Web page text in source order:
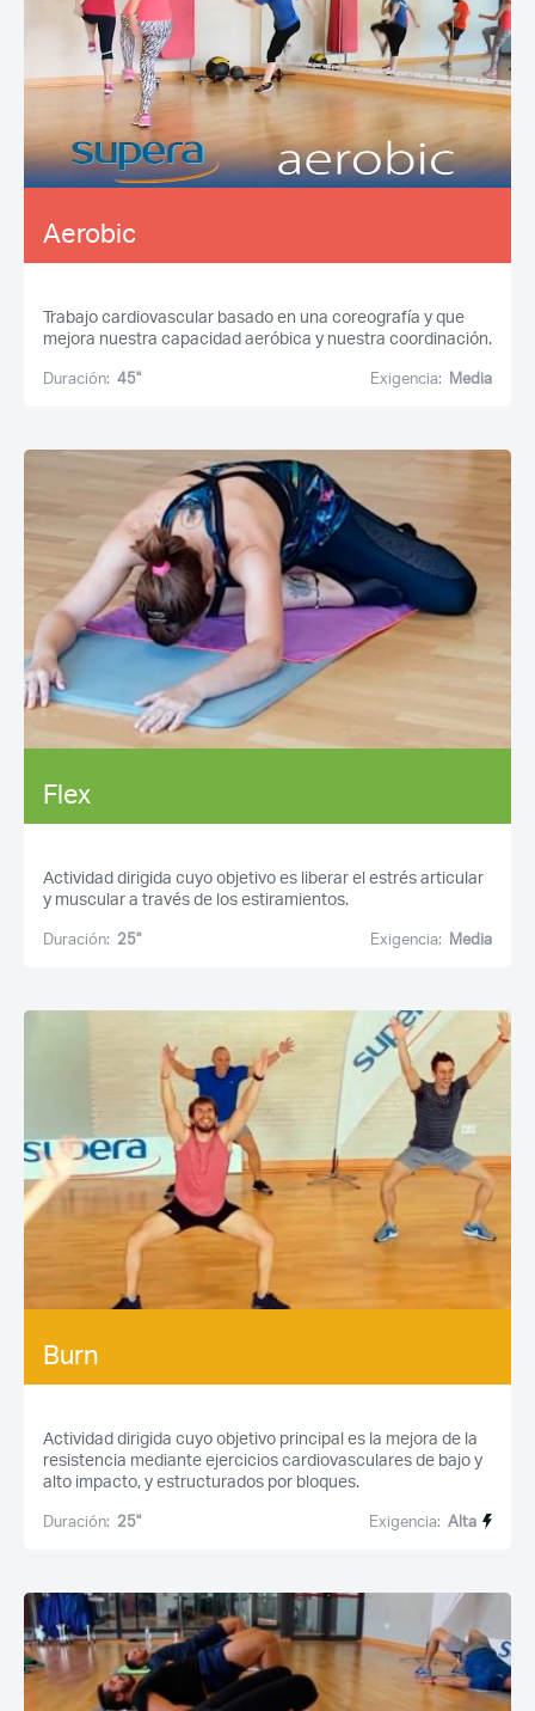
Aerobic
Trabajo cardiovascular basado en una coreografía y que
mejora nuestra capacidad aeróbica y nuestra coordinación.
Duración: 45'' Exigencia: Media
Flex
Actividad dirigida cuyo objetivo es liberar el estrés articular
y muscular a través de los estiramientos.
Duración: 25'' Exigencia: Media
Burn
Actividad dirigida cuyo objetivo principal es la mejora de la
resistencia mediante ejercicios cardiovasculares de bajo y
alto impacto, y estructurados por bloques.
Duración: 25'' Exigencia: Alta